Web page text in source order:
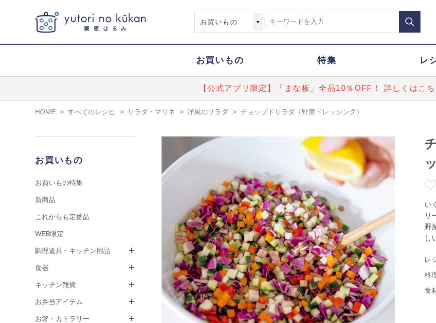
お買いもの 特集 レ
【公式アプリ限定】「まな板」全品10％OFF！ 詳しくはこち
HOME > すべてのレシピ > サラダ・マリネ > 洋風のサラダ > チョップドサラダ（野菜ドレッシング）
お買いもの
お買いもの特集
新商品
これからも定番品
WEB限定
調理道具・キッチン用品
食器
キッチン雑貨
お弁当アイテム
お箸・カトラリー
い
リ
野
し
レ
料
食